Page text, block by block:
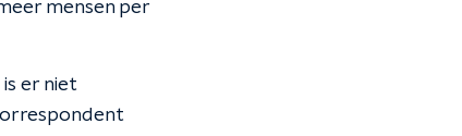
mensen per
er niet